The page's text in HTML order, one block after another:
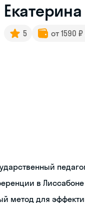
Екатерина
5 от 1590
в Лиссабоне
метод для